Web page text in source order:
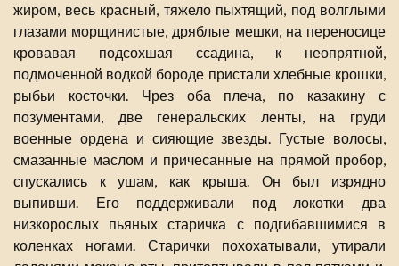
жиром, весь красный, тяжело пыхтящий, под волглыми
глазами морщинистые, дряблые мешки, на переносице
кровавая подсохшая ссадина, к неопрятной,
подмоченной водкой бороде пристали хлебные крошки,
рыбьи косточки. Чрез оба плеча, по казакину с
позументами, две генеральских ленты, на груди
военные ордена и сияющие звезды. Густые волосы,
смазанные маслом и причесанные на прямой пробор,
спускались к ушам, как крыша. Он был изрядно
выпивши. Его поддерживали под локотки два
низкорослых пьяных старичка с подгибавшимися в
коленках ногами. Старички похохатывали, утирали